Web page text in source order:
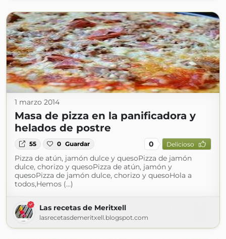
1 marzo 2014
Masa de pizza en la panificadora y
helados de postre
55 0 Guardar 0 Delicioso
Pizza de atún, jamón dulce y quesoPizza de jamón
dulce, chorizo y quesoPizza de atún, jamón y
quesoPizza de jamón dulce, chorizo y quesoHola a
todos,Hemos (...)
Las recetas de Meritxell
lasrecetasdemeritxell.blogspot.com